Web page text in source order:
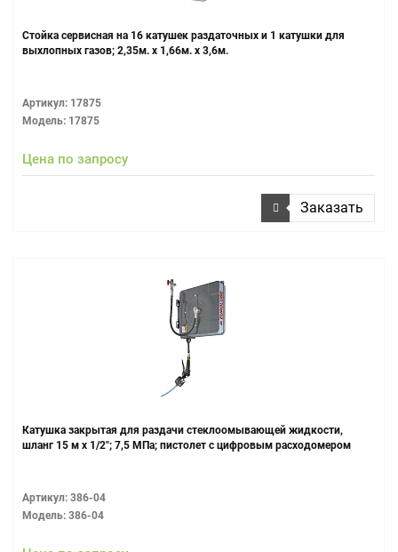
Стойка сервисная на 16 катушек раздаточных и 1 катушки для
выхлопных газов; 2,35м. х 1,66м. х 3,6м.
Артикул: 17875
Модель: 17875
Цена по запросу
Заказать
Катушка закрытая для раздачи стеклоомывающей жидкости,
шланг 15 м х 1/2"; 7,5 МПа; пистолет с цифровым расходомером
Артикул: 386-04
Модель: 386-04